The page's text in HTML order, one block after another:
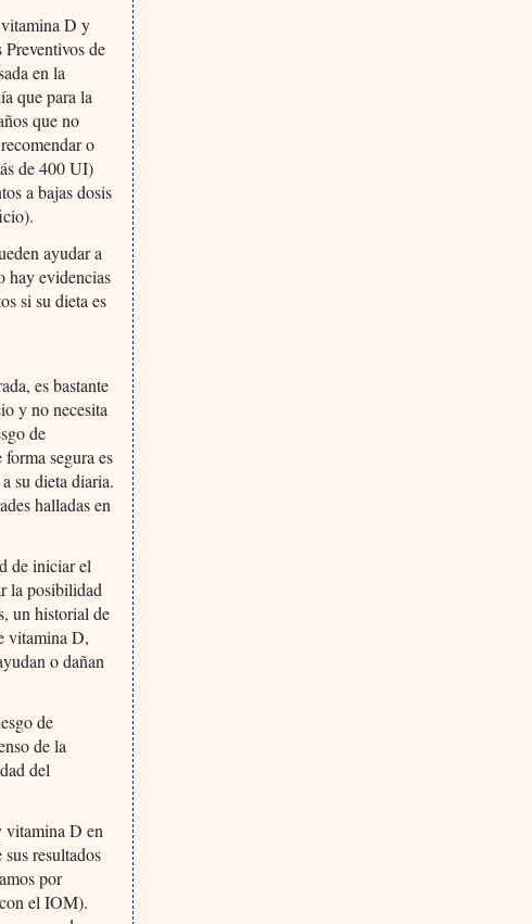
vitamina D y
de
en la
que para la
que no
o
de 400 UI)
a bajas dosis
ayudar a
hay evidencias
si su dieta es
es bastante
y no necesita
de
segura es
su dieta diaria.
halladas en
de iniciar el
la posibilidad
un historial de
vitamina D,
o dañan
de
de la
del
vitamina D en
resultados
por
el IOM).